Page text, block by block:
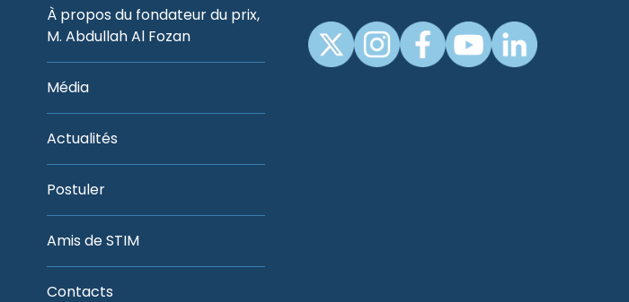
À propos du fondateur du prix,
M. Abdullah Al Fozan
Média
Actualités
Postuler
Amis de STIM
Contacts